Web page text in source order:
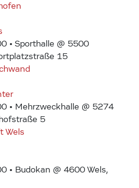
• Sporthalle @ 5500
15
• Mehrzweckhalle @ 5274
5
Wels
• Budokan @ 4600 Wels,